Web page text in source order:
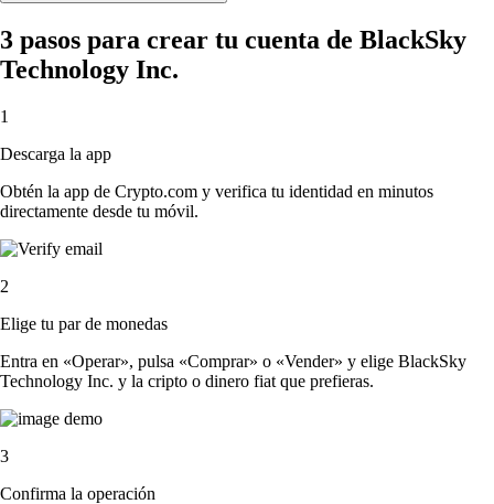
3 pasos para crear tu cuenta de BlackSky
Technology Inc.
1
Descarga la app
Obtén la app de Crypto.com y verifica tu identidad en minutos
directamente desde tu móvil.
2
Elige tu par de monedas
Entra en «Operar», pulsa «Comprar» o «Vender» y elige BlackSky
Technology Inc. y la cripto o dinero fiat que prefieras.
3
Confirma la operación